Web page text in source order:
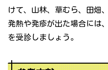
けて、山林、草むら、田畑
発熱や発疹が出た場合には
を受診しましょう。